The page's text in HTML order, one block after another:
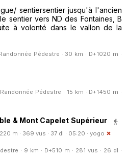
sentiersentier jusqu'à l'ancien
sentier vers ND des Fontaines, B
à volonté dans le vallon de la
Pédestre · 30 km · D+1020 m ·
Randonnée Pédestre · 15 km · D+1450 m ·
& Mont Capelet Supérieur
m · 369 vus · 37 dl · 05:20 · yogo
· 9 km · D+510 m · 281 vus · 26 dl ·